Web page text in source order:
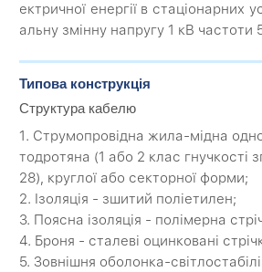
ектричної енергії в стаціонарних
альну змінну напругу 1 кВ частоти
Типова конструкція
Структура кабелю
1. Струмопровідна жила-мідна
тодротяна (1 або 2 клас гнучкості
28), круглої або секторної форми;
2. Ізоляція - зшитий поліетилен;
3. Поясна ізоляція - полімерна
4. Броня - сталеві оцинковані
5. Зовнішня оболонка-